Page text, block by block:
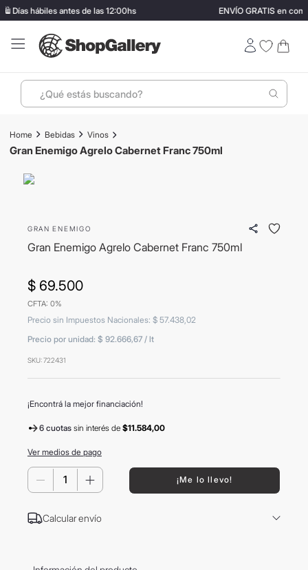
hábiles antes de las 12:00hs ENVÍO GRATIS en
¿Qué estás buscando?
Bebidas Vinos
Gran Enemigo Agrelo Cabernet Franc 750ml
GRAN ENEMIGO
Gran Enemigo Agrelo Cabernet Franc 750ml
$ 69.500
CFTA: 0%
Precio sin Impuestos Nacionales: $ 57.438, 02
Precio por unidad: $ 92.666,67/ lt
SKU:722431
¡Encontrá la mejor financiación!
6 cuotas sin interésde $11.584,00
Ver medios de pago
＋
－ ¡Me lo llevo!
Calcular envío
1. perfumes
5. vino
7. hugo boss
8. mochila
9. carolina herrera
10. tom ford